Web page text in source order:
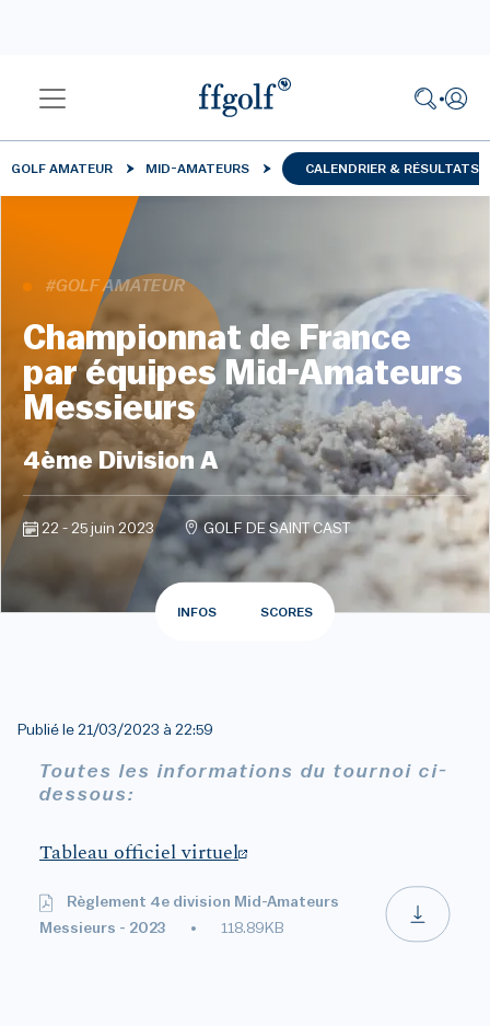
GOLF AMATEUR MID-AMATEURS CALENDRIER & RÉSULTATS
#GOLF AMATEUR
Championnat de France
par équipes Mid-Amateurs
Messieurs
4ème Division A
22 - 25 juin 2023 GOLF DE SAINT CAST
INFOS SCORES
Publié le 21/03/2023 à 22:59
Toutes les informations du tournoi ci-
dessous:
Tableau officiel virtuel
Règlement 4e division Mid-Amateurs
Messieurs - 2023
118.89KB